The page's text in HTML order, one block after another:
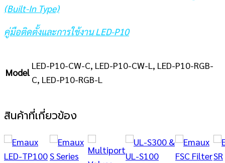
(Built-In Type)
คู่มือติดตั้งและการใช้งาน LED-P10
Model
LED-P10-CW-C, LED-P10-CW-L, LED-P10-RGB-
C, LED-P10-RGB-L
สินค้าที่เกี่ยวข้อง